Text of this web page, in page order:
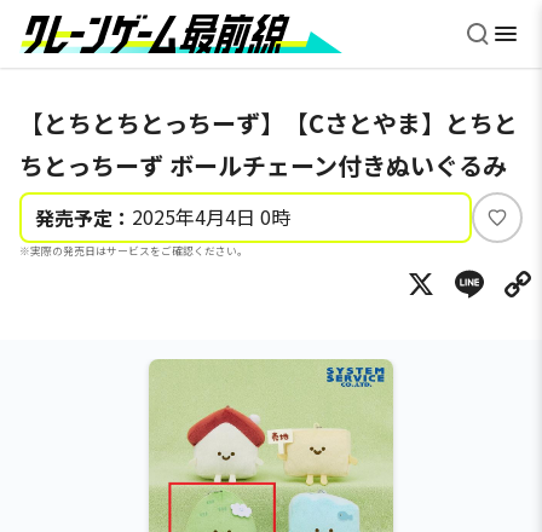
【とちとちとっちーず】【Cさとやま】とちと
ちとっちーず ボールチェーン付きぬいぐるみ
発売予定： 2025年4月4日 0時
※実際の発売日はサービスをご確認ください。
い
ね
X